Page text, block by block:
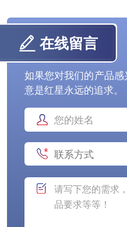
在线留言
如果您对我们的产品
意是红星永远的追求。